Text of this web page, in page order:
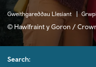
Gweithgareddau Llesiant
© Hawlfraint y Goron /
Search: